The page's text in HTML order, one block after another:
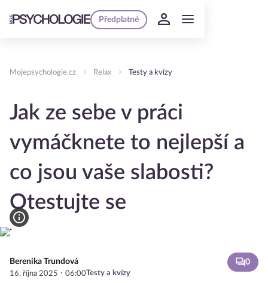
Předplatné
Mojepsychologie.cz Relax Testy a kvízy
Jak ze sebe v práci
vymáčknete to nejlepší a
co jsou vaše slabosti?
Otestujte se
Berenika Trundová
16. října 2025 · 06:00Testy a kvízy
0